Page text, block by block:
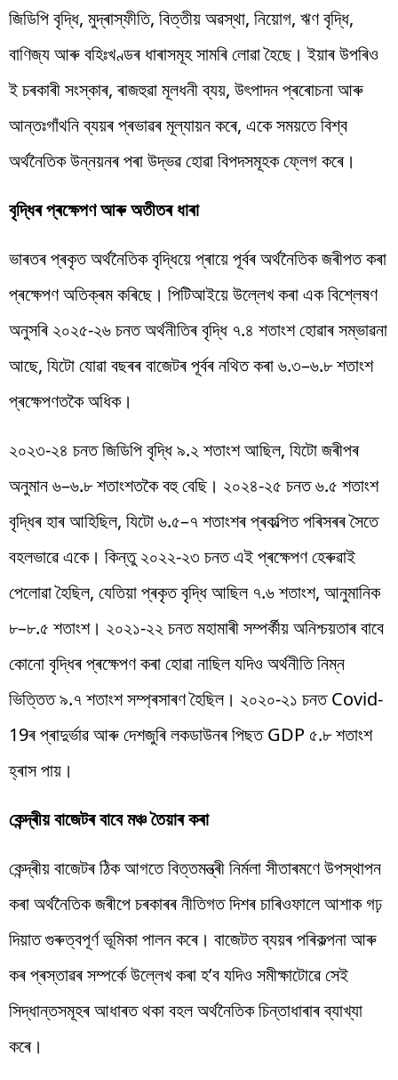
জিডিপি বৃদ্ধি, মুদ্ৰাস্ফীতি, বিত্তীয় অৱস্থা, নিয়োগ, ঋণ বৃদ্ধি,
বাণিজ্য আৰু বহিঃখণ্ডৰ ধাৰাসমূহ সামৰি লোৱা হৈছে। ইয়াৰ উপৰিও
ই চৰকাৰী সংস্কাৰ, ৰাজহুৱা মূলধনী ব্যয়, উৎপাদন প্ৰৰোচনা আৰু
আন্তঃগাঁথনি ব্যয়ৰ প্ৰভাৱৰ মূল্যায়ন কৰে, একে সময়তে বিশ্ব
অৰ্থনৈতিক উন্নয়নৰ পৰা উদ্ভৱ হোৱা বিপদসমূহক ফ্লেগ কৰে।
বৃদ্ধিৰ প্ৰক্ষেপণ আৰু অতীতৰ ধাৰা
ভাৰতৰ প্ৰকৃত অৰ্থনৈতিক বৃদ্ধিয়ে প্ৰায়ে পূৰ্বৰ অৰ্থনৈতিক জৰীপত কৰা
প্ৰক্ষেপণ অতিক্ৰম কৰিছে। পিটিআইয়ে উল্লেখ কৰা এক বিশ্লেষণ
অনুসৰি ২০২৫-২৬ চনত অৰ্থনীতিৰ বৃদ্ধি ৭.৪ শতাংশ হোৱাৰ সম্ভাৱনা
আছে, যিটো যোৱা বছৰৰ বাজেটৰ পূৰ্বৰ নথিত কৰা ৬.৩–৬.৮ শতাংশ
প্ৰক্ষেপণতকৈ অধিক।
২০২৩-২৪ চনত জিডিপি বৃদ্ধি ৯.২ শতাংশ আছিল, যিটো জৰীপৰ
অনুমান ৬–৬.৮ শতাংশতকৈ বহু বেছি। ২০২৪-২৫ চনত ৬.৫ শতাংশ
বৃদ্ধিৰ হাৰ আহিছিল, যিটো ৬.৫–৭ শতাংশৰ প্ৰকল্পিত পৰিসৰৰ সৈতে
বহলভাৱে একে। কিন্তু ২০২২-২৩ চনত এই প্ৰক্ষেপণ হেৰুৱাই
পেলোৱা হৈছিল, যেতিয়া প্ৰকৃত বৃদ্ধি আছিল ৭.৬ শতাংশ, আনুমানিক
৮–৮.৫ শতাংশ। ২০২১-২২ চনত মহামাৰী সম্পৰ্কীয় অনিশ্চয়তাৰ বাবে
কোনো বৃদ্ধিৰ প্ৰক্ষেপণ কৰা হোৱা নাছিল যদিও অৰ্থনীতি নিম্ন
ভিত্তিত ৯.৭ শতাংশ সম্প্ৰসাৰণ হৈছিল। ২০২০-২১ চনত Covid-
19ৰ প্ৰাদুৰ্ভাৱ আৰু দেশজুৰি লকডাউনৰ পিছত GDP ৫.৮ শতাংশ
হ্ৰাস পায়।
কেন্দ্ৰীয় বাজেটৰ বাবে মঞ্চ তৈয়াৰ কৰা
কেন্দ্ৰীয় বাজেটৰ ঠিক আগতে বিত্তমন্ত্ৰী নিৰ্মলা সীতাৰমণে উপস্থাপন
কৰা অৰ্থনৈতিক জৰীপে চৰকাৰৰ নীতিগত দিশৰ চাৰিওফালে আশাক গঢ়
দিয়াত গুৰুত্বপূৰ্ণ ভূমিকা পালন কৰে। বাজেটত ব্যয়ৰ পৰিকল্পনা আৰু
কৰ প্ৰস্তাৱৰ সম্পৰ্কে উল্লেখ কৰা হ’ব যদিও সমীক্ষাটোৱে সেই
সিদ্ধান্তসমূহৰ আধাৰত থকা বহল অৰ্থনৈতিক চিন্তাধাৰাৰ ব্যাখ্যা
কৰে।